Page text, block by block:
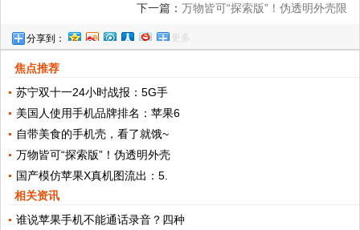
下一篇： 万物皆可“探索版”！伪透明外壳限
分享到： 更多
焦点推荐
苏宁双十一24小时战报：5G手
美国人使用手机品牌排名：苹果6
自带美食的手机壳，看了就饿~
万物皆可“探索版”！伪透明外壳
国产模仿苹果X真机图流出：5.
相关资讯
谁说苹果手机不能通话录音？四种